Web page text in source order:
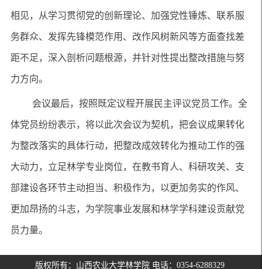
相见，从学习贯彻党的创新理论、加强党性锤炼、联系服
务群众、发挥先锋模范作用、改作风树新风等方面查找差
距不足 ，深入剖析问题根源，并针对性提出整改措施与努
力方向。
会议最后，按照既定议程开展民主评议党员工作。全
体党员纷纷表示，将以此次会议为契机，把会议成果转化
为整改落实的具体行动，把整改成效转化为推动工作的强
大动力，立足林学专业岗位，在教书育人、科研攻关、支
部建设各环节主动担当、积极作为，以更加务实的作风、
更加昂扬的斗志，为学院事业发展和林学学科建设贡献党
员力量。
版权所有：山西农业大学林学院 电话：0354-6288329